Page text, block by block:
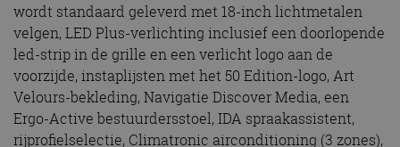
wordt standaard geleverd met 18-inch lichtmetalen
velgen, LED Plus-verlichting inclusief een doorlopende
led-strip in de grille en een verlicht logo aan de
voorzijde, instaplijsten met het 50 Edition-logo, Art
Velours-bekleding, Navigatie Discover Media, een
Ergo-Active bestuurdersstoel, IDA spraakassistent,
rijprofielselectie, Climatronic airconditioning (3 zones),